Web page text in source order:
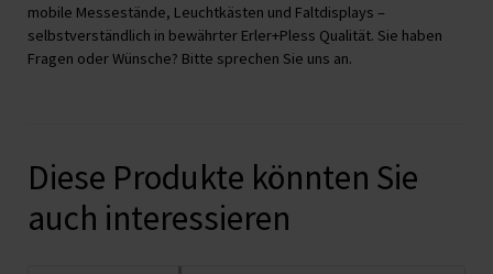
mobile Messestände, Leuchtkästen und Faltdisplays –
selbstverständlich in bewährter Erler+Pless Qualität. Sie haben
Fragen oder Wünsche? Bitte sprechen Sie uns an.
Diese Produkte könnten Sie
auch interessieren